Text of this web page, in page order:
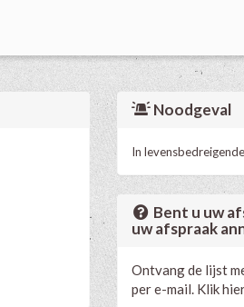
Noodgeval
In
Bent u uw
uw afspraak
Ontvang de lijst
per e-mail. Klik